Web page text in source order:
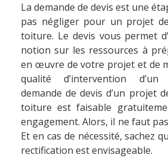
La demande de devis est une
pas négliger pour un projet
toiture. Le devis vous permet
notion sur les ressources à
en œuvre de votre projet et de
qualité d’intervention
demande de devis d’un projet
toiture est faisable
engagement. Alors, il ne faut
Et en cas de nécessité, sachez
rectification est envisageable.